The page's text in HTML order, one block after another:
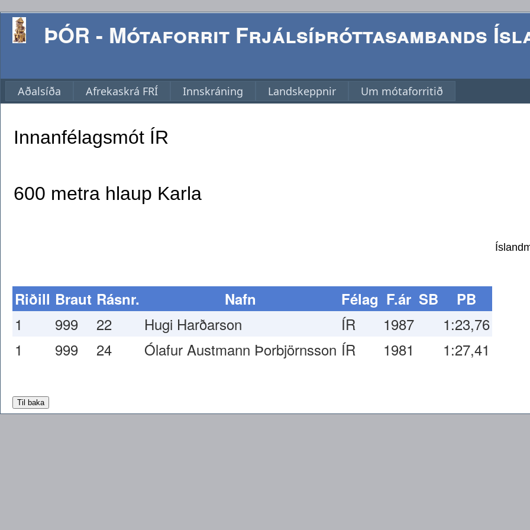
ÞÓR - Mótaforrit Frjálsíþróttasambands
Aðalsíða Afrekaskrá FRÍ Innskráning Landskeppnir Um mótaforritið
Riðill Braut Rásnr. Nafn Félag F.ár SB PB
1 999 22 Hugi Harðarson ÍR 1987
1:23,76
1
999 24 Ólafur Austmann Þorbjörnsson ÍR 1981 1:27,41